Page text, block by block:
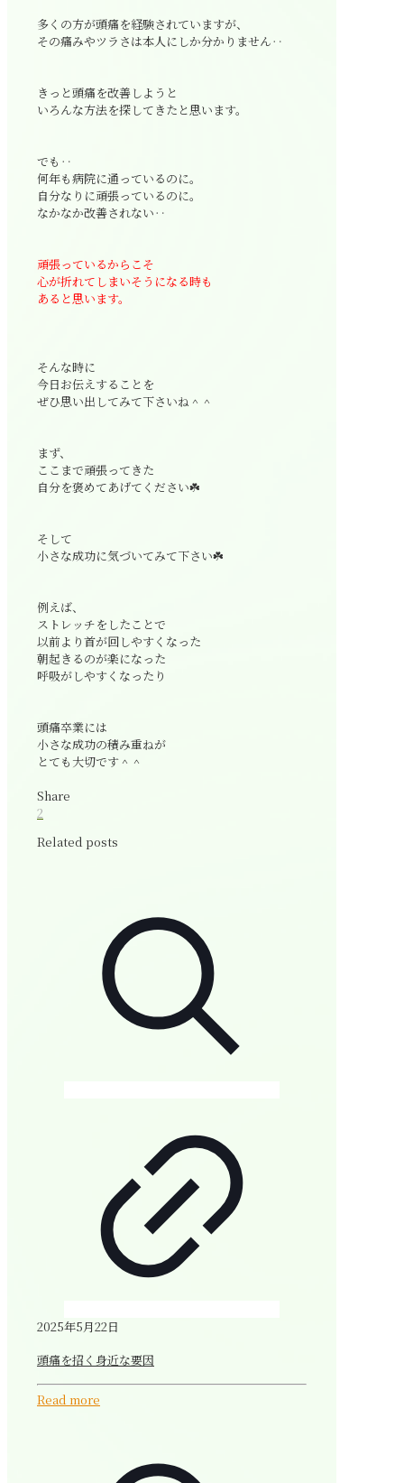
多くの方が頭痛を経験されていますが、
その痛みやツラさは本人にしか分かりません‥
きっと頭痛を改善しようと
いろんな方法を探してきたと思います。
でも‥
何年も病院に通っているのに。
自分なりに頑張っているのに。
なかなか改善されない‥
頑張っているからこそ
心が折れてしまいそうになる時も
あると思います。
そんな時に
今日お伝えすることを
ぜひ思い出してみて下さいね＾＾
まず、
ここまで頑張ってきた
自分を褒めてあげてください☘️
そして
小さな成功に気づいてみて下さい☘️
例えば、
ストレッチをしたことで
以前より首が回しやすくなった
朝起きるのが楽になった
呼吸がしやすくなったり
頭痛卒業には
小さな成功の積み重ねが
とても大切です＾＾
Share
2
Related posts
2025年5月22日
頭痛を招く身近な要因
Read more